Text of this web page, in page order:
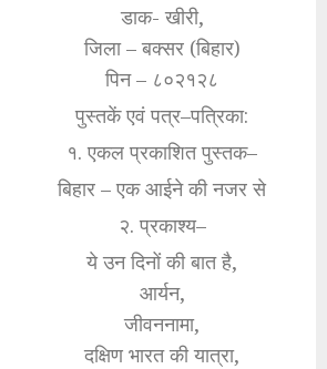
डाक- खीरी,
जिला – बक्सर (बिहार)
पिन – ८०२१२८
पुस्तकें एवं पत्र–पत्रिका:
१. एकल प्रकाशित पुस्तक–
बिहार – एक आईने की नजर से
२. प्रकाश्य–
ये उन दिनों की बात है,
आर्यन,
जीवननामा,
दक्षिण भारत की यात्रा,